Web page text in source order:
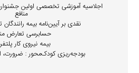
اجلاسیه آموزشی تخصصی اولین
منافع
نقدی بر آیین‌نامه بیمه
حسابرسی تعارض
بیمه نیروی کار
بودجه‌ریزی کودک‌محور : ضرورت،